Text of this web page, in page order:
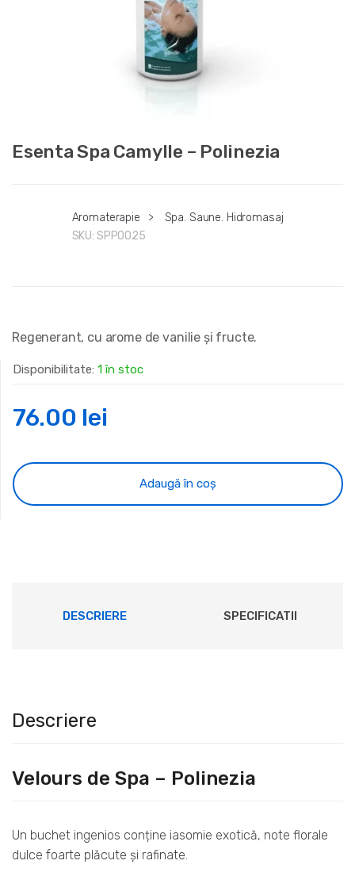
Esenta Spa Camylle – Polinezia
Aromaterapie >
Spa. Saune. Hidromasaj
SKU: SPPO025
Regenerant, cu arome de vanilie și fructe.
Disponibilitate: 1 în stoc
76.00 lei
Adaugă în coș
DESCRIERE SPECIFICATII
Descriere
Velours de Spa – Polinezia
Un buchet ingenios conține iasomie exotică, note florale
dulce foarte plăcute și rafinate.